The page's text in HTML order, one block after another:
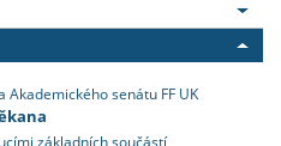
senátu FF UK
základních součástí